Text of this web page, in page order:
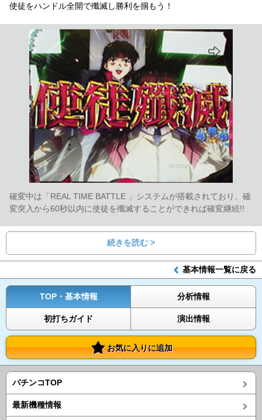
使徒をハンドル全開で殲滅し勝利を掴もう！
確変中は「REAL TIME BATTLE 」システムが搭載されており、確
変突入から60秒以内に使徒を殲滅することができれば確変継続!!
続きを読む >
基本情報一覧に戻る
TOP・基本情報 分析情報
初打ちガイド 演出情報
お気に入りに追加
パチンコTOP
最新機種情報